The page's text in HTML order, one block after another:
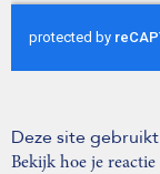
Deze site
Bekijk hoe je